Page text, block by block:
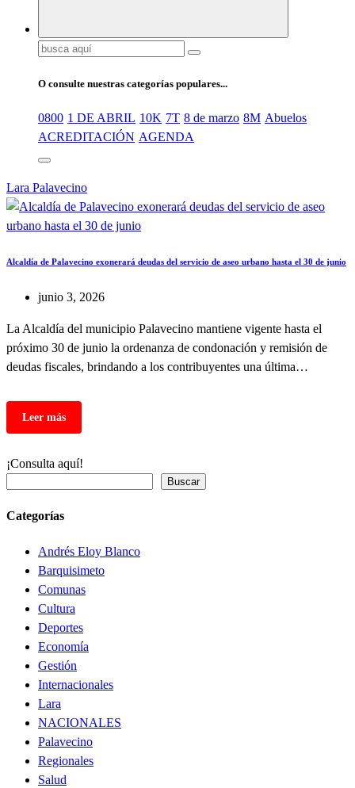
Buscar:
O consulte nuestras categorías populares...
0800 1 DE ABRIL 10K 7T 8 de marzo 8M Abuelos
ACREDITACIÓN AGENDA
Lara Palavecino
Alcaldía de Palavecino exonerará deudas del servicio de aseo urbano hasta el 30 de junio
junio 3, 2026
La Alcaldía del municipio Palavecino mantiene vigente hasta el
próximo 30 de junio la ordenanza de condonación y remisión de
deudas fiscales, brindando a los contribuyentes una última…
¡Consulta aquí!
Buscar
Categorías
Andrés Eloy Blanco
Barquisimeto
Comunas
Cultura
Deportes
Economía
Gestión
Internacionales
Lara
NACIONALES
Palavecino
Regionales
Salud